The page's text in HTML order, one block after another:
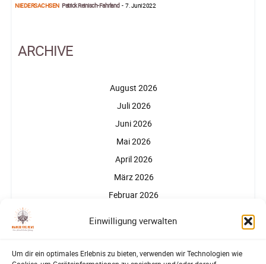
Einwilligung verwalten
Um dir ein optimales Erlebnis zu bieten, verwenden wir Technologien wie
NIEDERSACHSEN Patrick Reinisch-Fahrland - 7. Juni 2022
ARCHIVE
August 2026
Juli 2026
Juni 2026
Mai 2026
April 2026
März 2026
Februar 2026